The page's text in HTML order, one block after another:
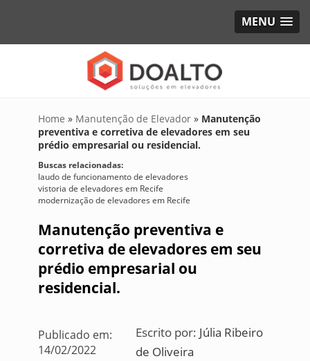
MENU
Home » Manutenção de Elevador » Manutenção
preventiva e corretiva de elevadores em seu
prédio empresarial ou residencial.
Buscas relacionadas:
laudo de funcionamento de elevadores
vistoria de elevadores em Recife
modernização de elevadores em Recife
Manutenção preventiva e
corretiva de elevadores em seu
prédio empresarial ou
residencial.
Publicado em:
14/02/2022
Escrito por: Júlia Ribeiro
de Oliveira